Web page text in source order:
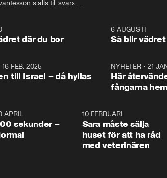
ställs till svars
och Makten.
1:06
där du bor
6 AUGUSTI
Så blir
16 FEB. 2025
till Israel – då hyllas
NYHETER •21
Här
fångarna hem
APRIL
sekunder –
10 FEBRUARI
Sara måste sälja
huset för att ha råd
med veterinären